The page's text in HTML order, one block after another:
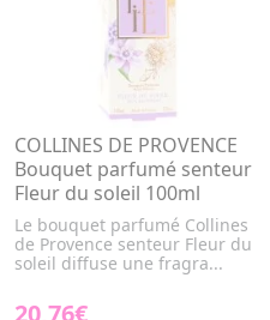
COLLINES DE PROVENCE
Bouquet parfumé senteur
Fleur du soleil 100ml
Le bouquet parfumé Collines
de Provence senteur Fleur du
soleil diffuse une fragra...
20,76€